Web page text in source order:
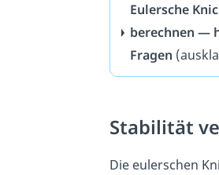
Eulersche
berechnen —
Fragen
Stabilität
Die eulerschen